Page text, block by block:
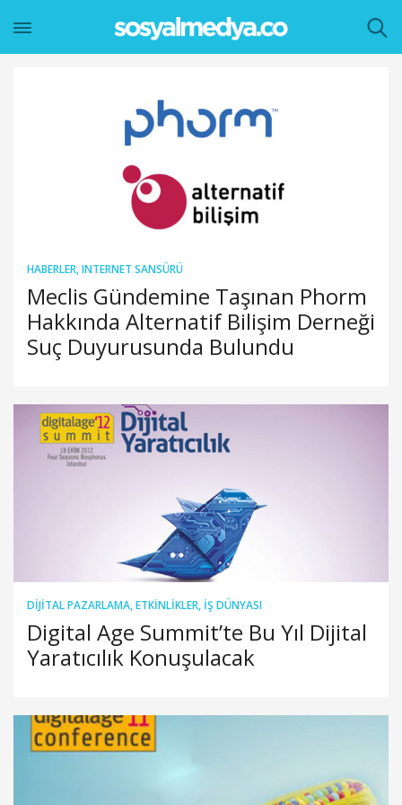
HABERLER,INTERNET SANSÜRÜ
Meclis Gündemine Taşınan Phorm
Hakkında Alternatif Bilişim Derneği
Suç Duyurusunda Bulundu
DIJITAL PAZARLAMA,ETKINLIKLER, İŞ DÜNYASI
Digital Age Summit’te Bu Yıl Dijital
Yaratıcılık Konuşulacak